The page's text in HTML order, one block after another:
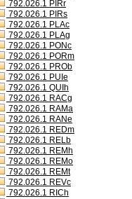
792.026.1 PIRr
792.026.1 PIRs
792.026.1 PLAc
792.026.1 PLAg
792.026.1 PONc
792.026.1 PORm
792.026.1 PROb
792.026.1 PUIe
792.026.1 QUIh
792.026.1 RACg
792.026.1 RAMa
792.026.1 RANe
792.026.1 REDm
792.026.1 RELb
792.026.1 REMh
792.026.1 REMo
792.026.1 REMt
792.026.1 REVc
792.026.1 RICh